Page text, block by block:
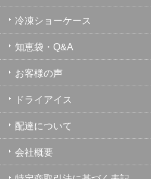
冷凍ショーケース
知恵袋・Q&A
お客様の声
ドライアイス
配達について
会社概要